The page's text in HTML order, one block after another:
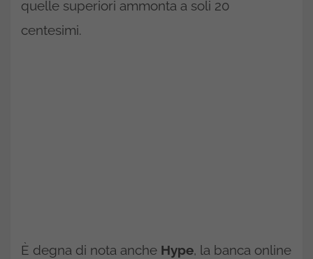
quelle superiori ammonta a soli 20
centesimi.
È degna di nota anche Hype, la banca online